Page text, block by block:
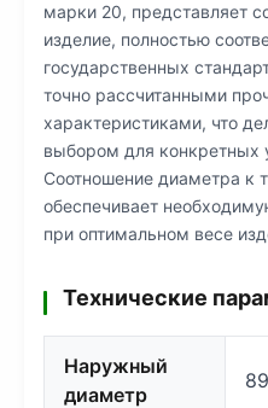
марки 20, представляет
изделие, полностью
государственных
точно рассчитанными
характеристиками, что
выбором для конкретных
Соотношение диаметра к
обеспечивает
при оптимальном весе
Технические
Наружный
диаметр